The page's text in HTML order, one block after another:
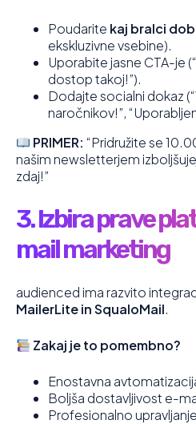
Poudarite kaj bralci
ekskluzivne vsebine).
Uporabite jasne CTA-je
dostop takoj!”).
Dodajte socialni dokaz
naročnikov!”,
PRIMER: “Pridružite se
našim newsletterjem
zdaj!”
3. Izbira prave
mail marketing
audienced ima razvito
MailerLite in SqualoMail.
Zakaj je to pomembno?
Enostavna
Boljša dostavljivost e-
Profesionalno